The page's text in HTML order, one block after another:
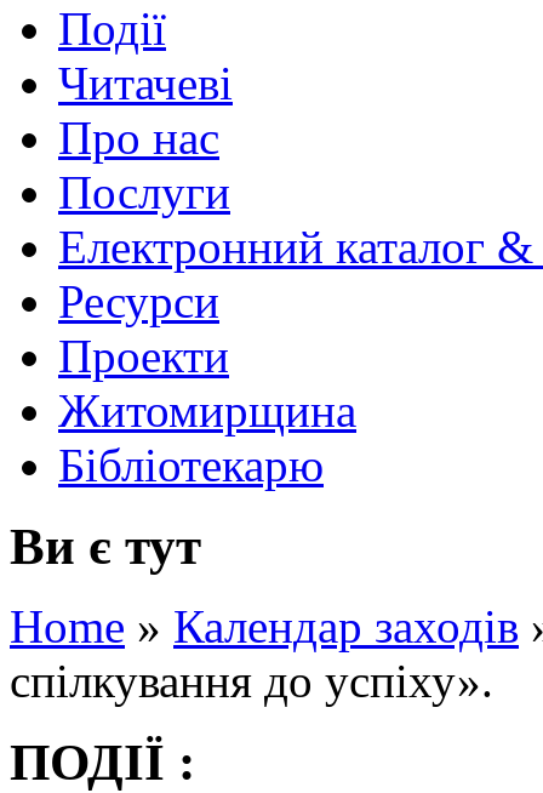
Події
Читачеві
Про нас
Послуги
Електронний каталог
Ресурси
Проекти
Житомирщина
Бібліотекарю
Ви є тут
Home » Календар заходів
спілкування до успіху».
ПОДІЇ :